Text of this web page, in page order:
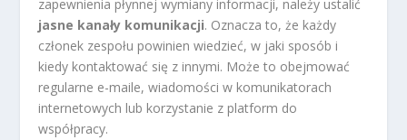
zapewnienia płynnej wymiany informacji, należy ustalić
jasne kanały komunikacji. Oznacza to, że każdy
członek zespołu powinien wiedzieć, w jaki sposób i
kiedy kontaktować się z innymi. Może to obejmować
regularne e-maile, wiadomości w komunikatorach
internetowych lub korzystanie z platform do
współpracy.